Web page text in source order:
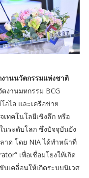
านนวัตกรรมแห่งชาติ
งานมหกรรม BCG
อไอ และเครือข่าย
ทคโนโลยีเชิงลึก หรือ
นระดับโลก ซึ่งปัจจุบันยัง
าด โดย NIA ได้ทำหน้าที่
เพื่อเชื่อมโยงให้เกิด
เคลื่อนให้เกิดระบบนิเวศ